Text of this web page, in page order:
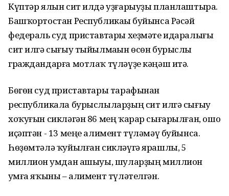
Күптәр ялын сит илдә уҙғарыуҙы планлаштыра.
Башҡортостан Республикаһы буйынса Рәсәй
федераль суд приставтары хеҙмәте идаралығы
сит илгә сығыу тыйылмаһын өсөн бурыслы
граждандарға мотлаҡ түләүҙе кәңәш итә.
Бөгөн суд приставтары тарафынан
республикала бурыслыларҙың сит илгә сығыу
хоҡуғын сикләгән 86 мең ҡарар сығарылған, ошо
иҫәптән - 13 меңе алимент түләмәү буйынса.
Һөҙөмтәлә ҡуйылған сикләүгә ярашлы, 5
миллион һумдан ашыуы, шуларҙың миллион
һумға яҡыны – алимент түләтелгән.